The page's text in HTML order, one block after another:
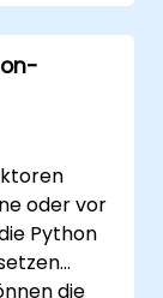
und
andere
oder vor
Python
die